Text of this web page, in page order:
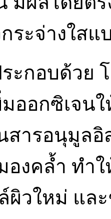
ระจ่างใส
ะกอบด้วย
มออกซิเจน
ารอนุมูลอิ
องคล้ำ ทำ
ผิวใหม่ แล